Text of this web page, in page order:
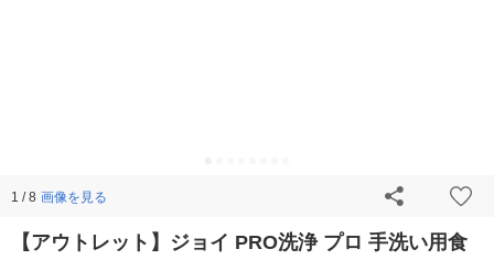
1 / 8 画像を見る
【アウトレット】ジョイ PRO洗浄 プロ 手洗い用食